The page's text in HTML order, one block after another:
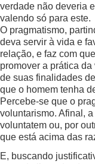
verdade não deveria
valendo só para este.
O pragmatismo,
deva servir à vida e
relação, e faz com
promover a prática
de suas finalidades
que o homem tenha
Percebe-se que o
voluntarismo. Afinal,
voluntatem ou, por
que está acima das
E, buscando